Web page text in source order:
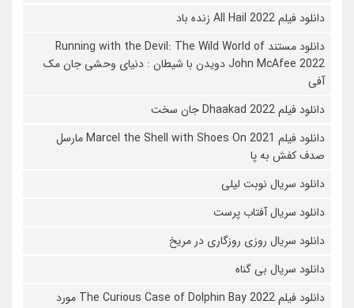
دانلود فیلم All Hail 2022 زنده باد
دانلود مستند Running with the Devil: The Wild World of
John McAfee 2022 دویدن با شیطان : دنیای وحشی جان مک
آفی
دانلود فیلم Dhaakad 2022 جان سخت
دانلود فیلم Marcel the Shell with Shoes On 2021 مارسل
صدف کفش به پا
دانلود سریال نوبت لیلی
دانلود سریال آفتاب پرست
دانلود سریال روزی روزگاری در مریخ
دانلود سریال بی گناه
دانلود فیلم The Curious Case of Dolphin Bay 2022 مورد